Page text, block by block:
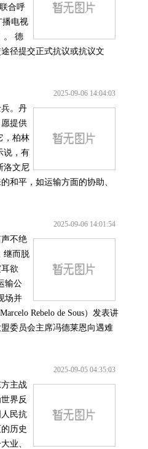
合呼
播电视
。 德
径提交正式抗议或抗议文
2025-09-06 14:04:03
。丹
提供
，柏林
说，有
洛文尼
和平，如运输方面的协助、
2025-09-06 14:01:54
不绝
继而脱
欲
输公
场并
Rebelo de Sous）发表讲
委员会主席冯德莱恩向遇难
2025-09-05 04:35:03
主战
界反
民抗
历史
业、